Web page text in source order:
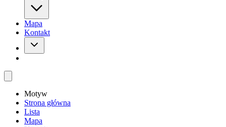
Mapa
Kontakt
Motyw
Strona główna
Lista
Mapa